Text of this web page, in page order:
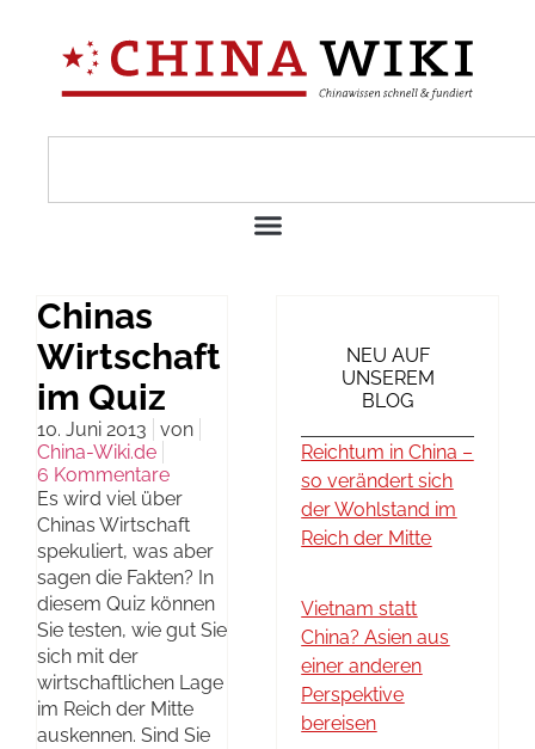
Chinas
Wirtschaft
im Quiz
10. Juni 2013
von
China-Wiki.de
6 Kommentare
Es wird viel über
Chinas Wirtschaft
spekuliert, was aber
sagen die Fakten? In
diesem Quiz können
Sie testen, wie gut Sie
sich mit der
wirtschaftlichen Lage
im Reich der Mitte
auskennen. Sind Sie
NEU AUF
UNSEREM
BLOG
Reichtum in China –
so verändert sich
der Wohlstand im
Reich der Mitte
Vietnam statt
China? Asien aus
einer anderen
Perspektive
bereisen